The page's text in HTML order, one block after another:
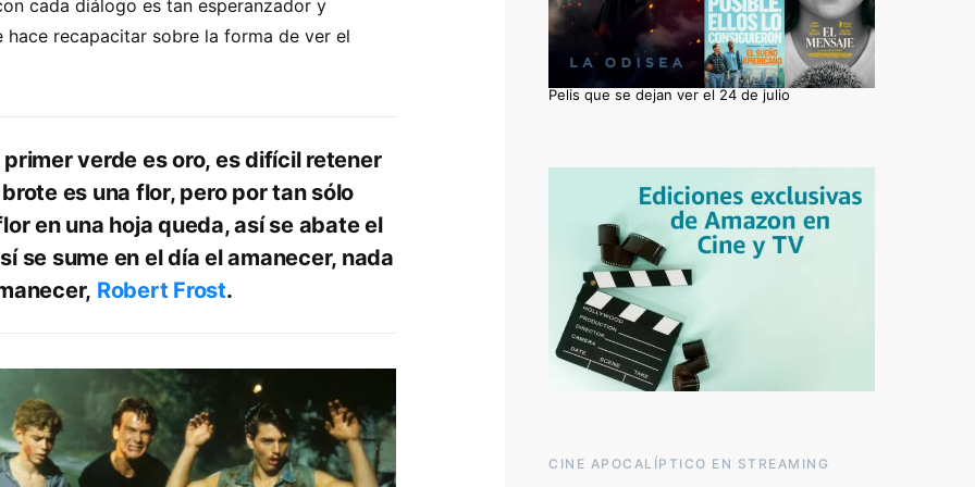
cada diálogo es tan esperanzador y
recapacitar sobre la forma de ver el
verde es oro, es difícil retener
es una flor, pero por tan sólo
en una hoja queda, así se abate el
se sume en el día el amanecer, nada
Robert Frost.
Pelis que se dejan ver el 24 de julio
CINE APOCALÍPTICO EN STREAMING